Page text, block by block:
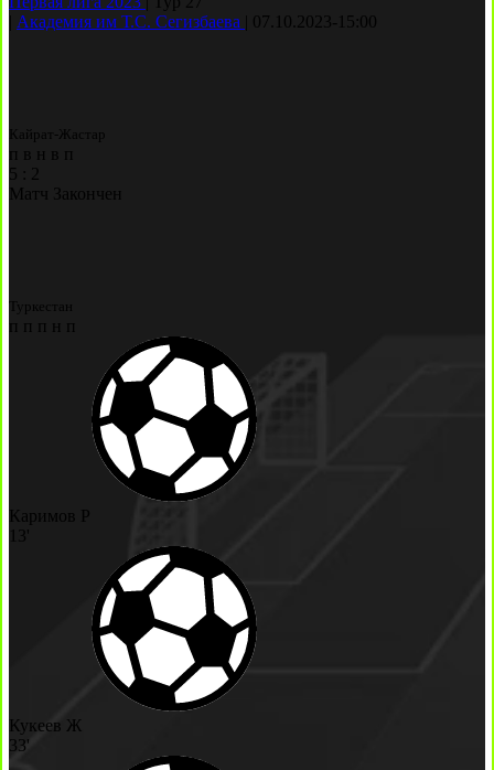
Академия им Т.С. Сегизбаева 07.10.2023- 15:00
Кайрат-Жастар
п в н в
п
5
2
Матч Закончен
Туркестан
п п п н п
Каримов Р
13'
Кукеев Ж
33'